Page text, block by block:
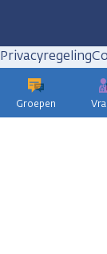
Groepen
Privacyregeling
Huisregels